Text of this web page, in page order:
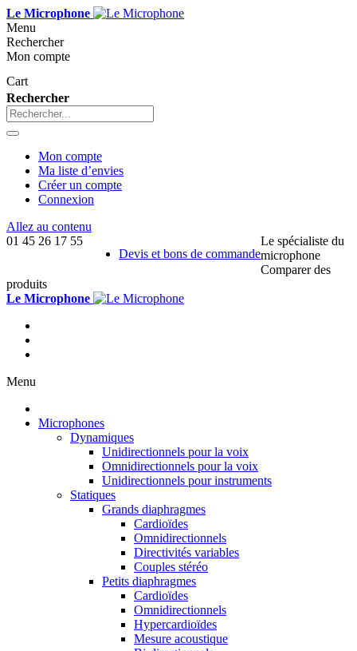
Le Microphone
Menu
Rechercher
Mon compte
Cart
Rechercher
Mon compte
Ma liste d’envies
Créer un compte
Connexion
Allez au contenu
01 45 26 17 55
Devis et bons de commande
Le spécialiste du
microphone
Comparer des
produits
Le Microphone
Menu
Microphones
Dynamiques
Unidirectionnels pour la voix
Omnidirectionnels pour la voix
Unidirectionnels pour instruments
Statiques
Grands diaphragmes
Cardioïdes
Omnidirectionnels
Directivités variables
Couples stéréo
Petits diaphragmes
Cardioïdes
Omnidirectionnels
Hypercardioïdes
Mesure acoustique